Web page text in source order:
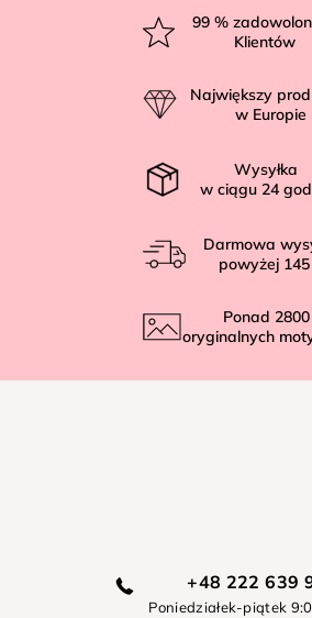
99 %
Klientów
Największy
w Europie
Wysyłka
w ciągu 24
Darmowa
powyżej 145
Ponad 2800
oryginalnych
+48 222 639
Poniedziałek-piątek